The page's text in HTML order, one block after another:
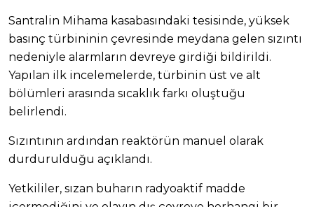
Santralin Mihama kasabasındaki tesisinde, yüksek
basınç türbininin çevresinde meydana gelen sızıntı
nedeniyle alarmların devreye girdiği bildirildi.
Yapılan ilk incelemelerde, türbinin üst ve alt
bölümleri arasında sıcaklık farkı oluştuğu
belirlendi.
Sızıntının ardından reaktörün manuel olarak
durdurulduğu açıklandı.
Yetkililer, sızan buharın radyoaktif madde